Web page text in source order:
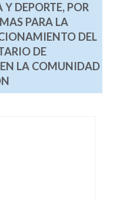
DEPORTE, POR
PARA LA
DEL
DE
LA COMUNIDAD